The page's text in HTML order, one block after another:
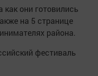
они готовились
на 5 странице
района.
фестиваль